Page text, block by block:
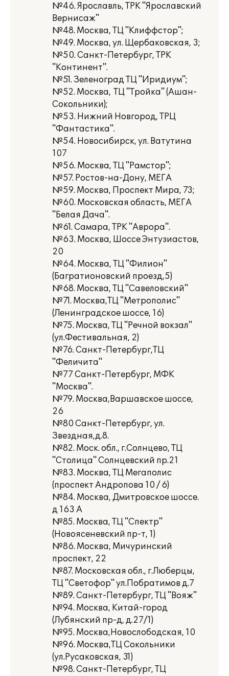
№46. Ярославль, ТРК "Ярославский
Вернисаж"
№48. Москва, ТЦ "Клиффстор";
№49. Москва, ул. Щербаковская, 3;
№50. Санкт-Петербург, ТРК
"Континент".
№51. Зеленоград ТЦ "Иридиум";
№52. Москва, ТЦ "Тройка" (Ашан-
Сокольники);
№53. Нижний Новгород, ТРЦ
"Фантастика".
№54. Новосибирск, ул. Ватутина
107
№56. Москва, ТЦ "Рамстор";
№57. Ростов-на-Дону, МЕГА
№59. Москва, Проспект Мира, 73;
№60. Московская область, МЕГА
"Белая Дача".
№61. Самара, ТРК "Аврора".
№63. Москва, Шоссе Энтузиастов,
20
№64. Москва, ТЦ "Филион"
(Багратионовский проезд,5)
№68. Москва, ТЦ "Савеловский"
№71. Москва,ТЦ "Метрополис"
(Ленинградское шоссе, 16)
№75. Москва, ТЦ "Речной вокзал"
(ул.Фестивальная, 2)
№76. Санкт-Петербург,ТЦ
"Феличита"
№77 Санкт-Петербург, МФК
"Москва".
№79. Москва,Варшавское шоссе,
26
№80 Санкт-Петербург, ул.
Звездная,д.8.
№82. Моск. обл., г.Солнцево, ТЦ
"Столица" Солнцевский пр.21
№83. Москва, ТЦ Мегаполис
(проспект Андропова 10 / 6)
№84. Москва, Дмитровское шоссе.
д 163 А
№85. Москва, ТЦ "Спектр"
(Новоясеневский пр-т, 1)
№86. Москва, Мичуринский
проспект, 22
№87. Московская обл., г.Люберцы,
ТЦ "Светофор" ул.Побратимов д.7
№89. Санкт-Петербург, ТЦ "Вояж"
№94. Москва, Китай-город
(Лубянский пр-д, д.27/1)
№95. Москва,Новослободская, 10
№96. Москва,ТЦ Сокольники
(ул.Русаковская, 31)
№98. Санкт-Петербург, ТЦ